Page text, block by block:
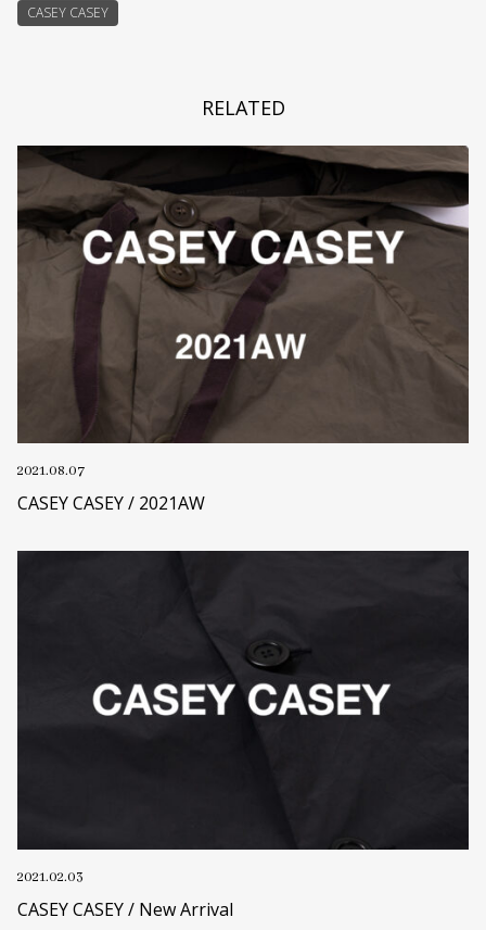
CASEY CASEY
RELATED
2021.08.07
CASEY CASEY / 2021AW
2021.02.03
CASEY CASEY / New Arrival